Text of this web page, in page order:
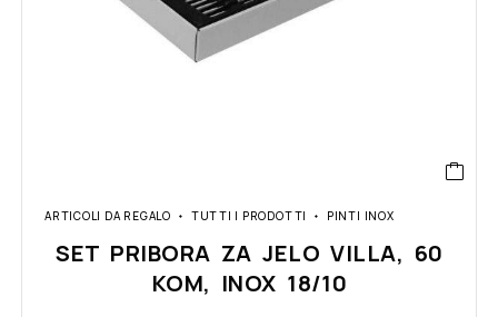
ARTICOLI DA REGALO TUTTI I PRODOTTI PINTI INOX
SET PRIBORA ZA JELO VILLA, 60
KOM, INOX 18/10